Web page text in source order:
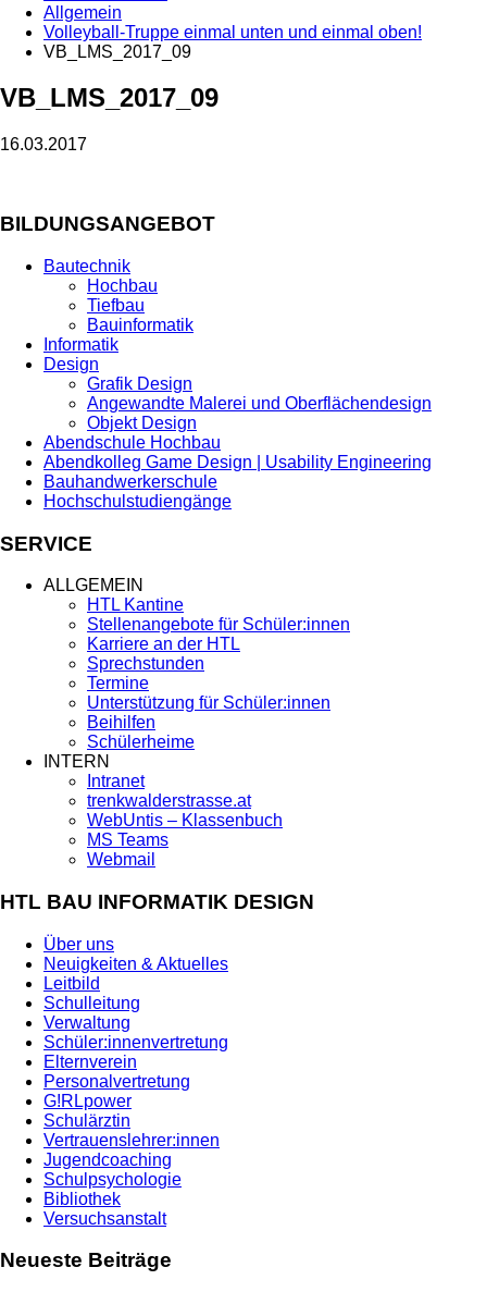
Allgemein
Volleyball-Truppe einmal unten und einmal oben!
VB_LMS_2017_09
VB_LMS_2017_09
16.03.2017
BILDUNGSANGEBOT
Bautechnik
Hochbau
Tiefbau
Bauinformatik
Informatik
Design
Grafik Design
Angewandte Malerei und Oberflächendesign
Objekt Design
Abendschule Hochbau
Abendkolleg Game Design | Usability Engineering
Bauhandwerkerschule
Hochschulstudiengänge
SERVICE
ALLGEMEIN
HTL Kantine
Stellenangebote für Schüler:innen
Karriere an der HTL
Sprechstunden
Termine
Unterstützung für Schüler:innen
Beihilfen
Schülerheime
INTERN
Intranet
trenkwalderstrasse.at
WebUntis – Klassenbuch
MS Teams
Webmail
HTL BAU INFORMATIK DESIGN
Über uns
Neuigkeiten & Aktuelles
Leitbild
Schulleitung
Verwaltung
Schüler:innenvertretung
Elternverein
Personalvertretung
G!RLpower
Schulärztin
Vertrauenslehrer:innen
Jugendcoaching
Schulpsychologie
Bibliothek
Versuchsanstalt
Neueste Beiträge